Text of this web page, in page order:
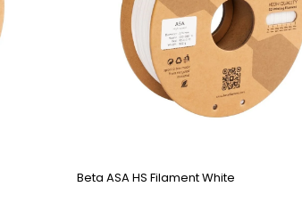
Beta ASA HS Filament White